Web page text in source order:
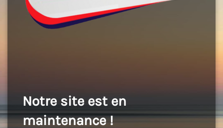
Notre site est en
maintenance !